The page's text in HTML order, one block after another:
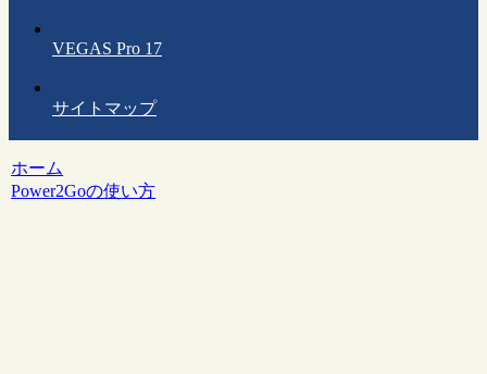
VEGAS Pro 17
サイトマップ
ホーム
Power2Goの使い方